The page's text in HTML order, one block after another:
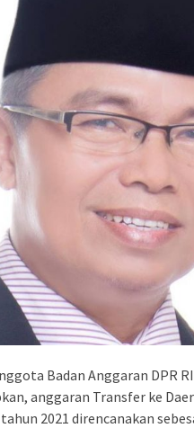
Badan Anggaran DPR
anggaran Transfer ke
2021 direncanakan